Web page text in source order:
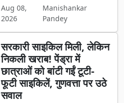
Aug 08,
2026
Manishankar
Pandey
सरकारी साइकिल मिली, लेकिन
निकली खराब! पेंड्रा में
छात्राओं को बांटी गईं टूटी-
फूटी साइकिलें, गुणवत्ता पर उठे
सवाल